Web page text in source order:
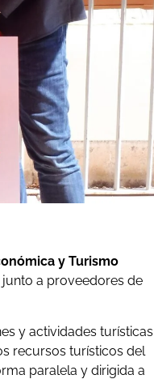
y Turismo
a proveedores de
y actividades turísticas
recursos turísticos del
paralela y dirigida a